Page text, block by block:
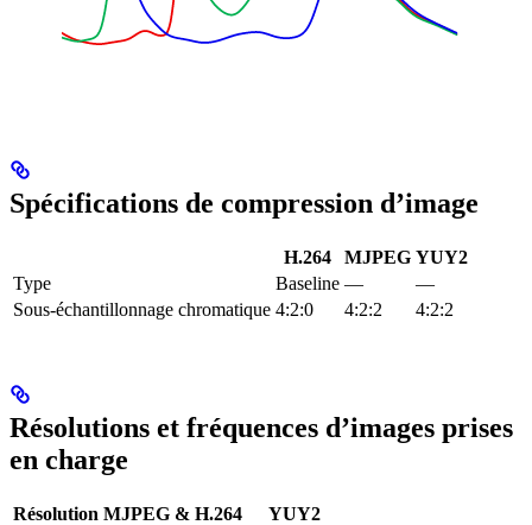
Spécifications de compression d’image
H.264 MJPEG YUY2
Type
Baseline —
—
Sous-échantillonnage chromatique 4:2:0 4:2:2 4:2:2
Résolutions et fréquences d’images prises
en charge
Résolution MJPEG & H.264
YUY2